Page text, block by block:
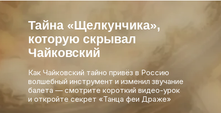
Как Чайковский тайно привёз в Россию
волшебный инструмент и изменил звучание
балета — смотрите короткий видео-урок
и откройте секрет «Танца феи Драже»
Тайна «Щелкунчика»,
которую скрывал
Чайковский